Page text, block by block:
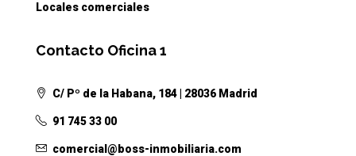
Locales comerciales
Contacto Oficina 1
C/ Pº de la Habana, 184 | 28036 Madrid
91 745 33 00
comercial@boss-inmobiliaria.com